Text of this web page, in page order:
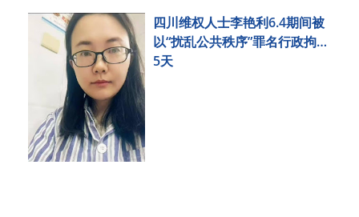
四川维权人士李艳利6.4期间被
以“扰乱公共秩序”罪名行政拘留
5天